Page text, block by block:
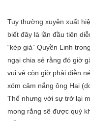
Tuy thường xuyên xuất
biết đây là lần đầu tiên
“kép già” Quyền Linh
ngại chia sẻ rằng đó giờ
vui vẻ còn giờ phải diễn
xóm cảm nắng ông Hai
Thế nhưng với sự trở lại
mong rằng sẽ được quý